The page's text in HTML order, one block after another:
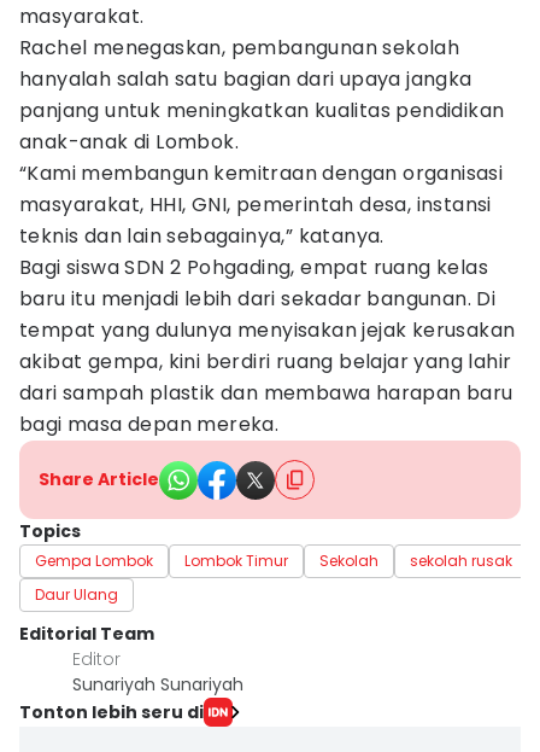
masyarakat.
Rachel menegaskan, pembangunan sekolah
hanyalah salah satu bagian dari upaya jangka
panjang untuk meningkatkan kualitas pendidikan
anak-anak di Lombok.
“Kami membangun kemitraan dengan organisasi
masyarakat, HHI, GNI, pemerintah desa, instansi
teknis dan lain sebagainya,” katanya.
Bagi siswa SDN 2 Pohgading, empat ruang kelas
baru itu menjadi lebih dari sekadar bangunan. Di
tempat yang dulunya menyisakan jejak kerusakan
akibat gempa, kini berdiri ruang belajar yang lahir
dari sampah plastik dan membawa harapan baru
bagi masa depan mereka.
Share Article
Topics
Gempa Lombok Lombok Timur Sekolah
sekolah rusak
Daur Ulang
Editorial Team
Editor
Sunariyah Sunariyah
Tonton lebih seru di